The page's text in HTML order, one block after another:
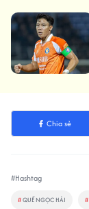
Chia sẻ
#Hashtag
#QUẾ NGỌC HẢI #